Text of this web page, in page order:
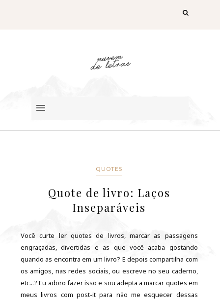
QUOTES
Quote de livro: Laços
Inseparáveis
Você curte ler quotes de livros, marcar as passagens
engraçadas, divertidas e as que você acaba gostando
quando as encontra em um livro? E depois compartilha com
os amigos, nas redes sociais, ou escreve no seu caderno,
etc...? Eu adoro fazer isso e sou adepta a marcar quotes em
meus livros com post-it para não me esquecer dessas